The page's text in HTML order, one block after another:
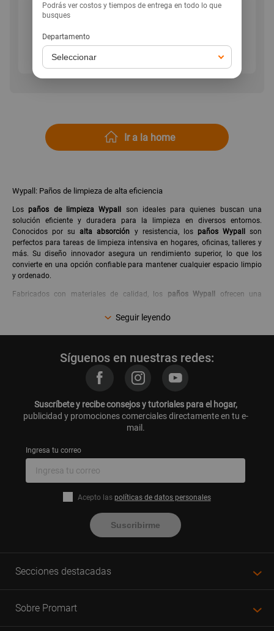
Ir a la home
Wypall: Paños de limpieza de alta eficiencia
Lospaños de limpieza Wypall
son ideales para quienes buscan una
solución eficiente y duradera para la limpieza en diversos entornos.
Conocidos por sualta absorción y resistencia, los paños Wypall
son
perfectos para tareas de limpieza intensiva en hogares, oficinas, talleres y
más. Su diseño innovador asegura un rendimiento superior, lo que los
convierte en una opción confiable para mantener cualquier espacio limpio
y ordenado.
Fabricados con materiales de calidad, los paños Wypall ofrecen una
más rápida y eficiente. Estos paños son especialmente útiles para eliminar
presentaciones, adaptándose a las necesidades específicas de cada
industrial, encontrarás opciones que se ajusten a tus requerimientos.
Además, son aptos para su uso tanto en tareas de limpieza general como
en situaciones más especializadas, como la limpieza de equipos de
La versatilidad y eficacia de los paños Wypall
durabilidad y poder de absorción, estos paños permiten realizar tareas de
limpieza con mayor rapidez y menos esfuerzo, optimizando el tiempo y los
Visita Promart.pe para conocer más sobre lospaños de limpieza Wypall
descubrir cómo pueden facilitar tu trabajo de limpieza con resultados
excepcionales. ¡Encuentra la opción ideal para ti y mejora la eficiencia de
Seguir leyendo
Síguenos en nuestras redes:
Suscríbete y recibe consejos y tutoriales para el hogar,
publicidad y promociones comerciales directamente en tu e-
mail.
Ingresa tu correo
Acepto las políticas de datos personales
Suscribirme
Secciones destacadas
Sobre Promart
Podrás ver costos y tiempos de entrega en todo lo que
busques
Departamento